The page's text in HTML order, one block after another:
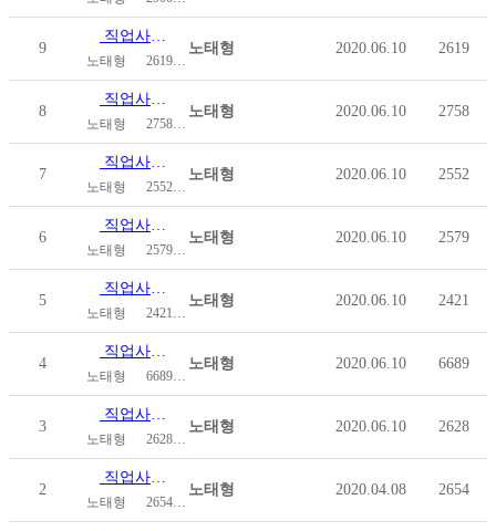
9
직업사례 ⑨ 안미나 | 편집 디자이너
노태형 2619
노태형 2020.06.10 2619
8
직업사례 ⑧ 류 나 | 국민건강보험공단 주임
노태형 2758
노태형 2020.06.10 2758
7
직업사례 ⑦ 김희지 | 지역장애인보건의료센터 사회복지사
노태형 2552
노태형 2020.06.10 2552
6
직업사례 ⑥ 김태곤 | 달성군 홈페이지 제작팀 웹마스터
노태형 2579
노태형 2020.06.10 2579
5
직업사례 ⑤ 김수민 | 특별교통수단 광역이동지원센터 상…
노태형 2421
노태형 2020.06.10 2421
4
직업사례 ④ 김보현 | 치과 교정 전문의
노태형 6689
노태형 2020.06.10 6689
3
직업사례 ③ 김대섭 | 성북구청 지적관리 공무원
노태형 2628
노태형 2020.06.10 2628
2
직업사례 ② 김기수 | 서각작가
노태형 2654
노태형 2020.04.08 2654